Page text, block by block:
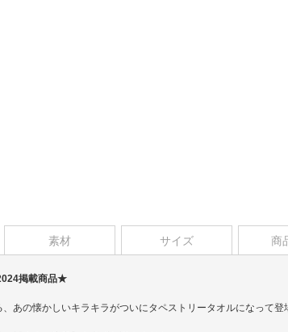
素材 サイズ 商
掲載商品★
あの懐かしいキラキラがついにタペストリータオルになって登